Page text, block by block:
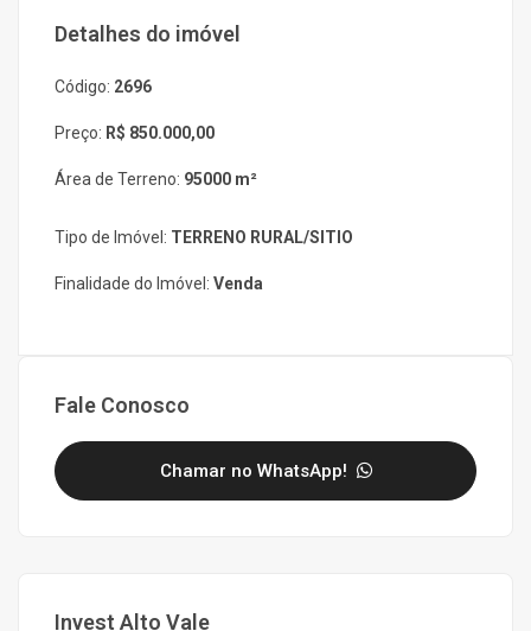
Detalhes do imóvel
Código: 2696
Preço: R$ 850.000,00
Área de Terreno: 95000 m²
Tipo de Imóvel: TERRENO RURAL/SITIO
Finalidade do Imóvel: Venda
Fale Conosco
Chamar no WhatsApp!
Invest Alto Vale